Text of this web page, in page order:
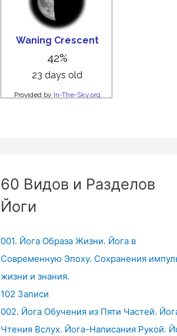
60 Видов и Разделов
Йоги
001. Йога Образа Жизни. Йога в
Современную Эпоху. Сохранения
жизни и знания.
102 Записи
002. Йога Обучения из Пяти Частей.
Чтения Вслух. Йога-Написания Рукой.